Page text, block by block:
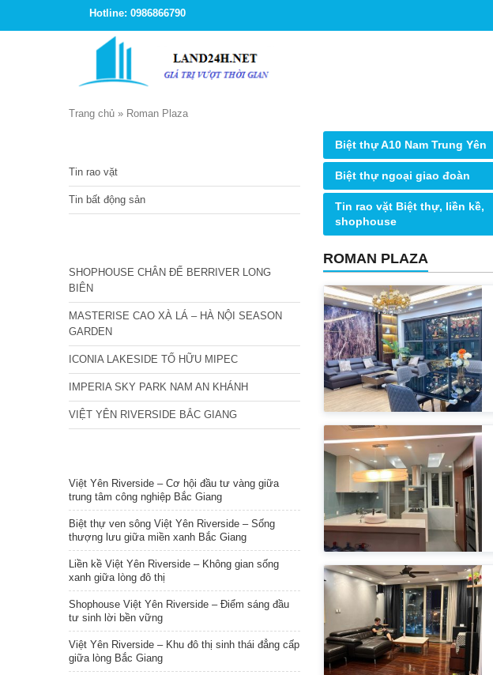
Hotline: 0986866790
Trang chủ » Roman Plaza
Biệt thự A10 Nam Trung Yên
Biệt thự ngoại giao đoàn
Tin rao vặt Biệt thự, liền kề,
shophouse
ROMAN PLAZA
Tin rao vặt
Tin bất động sản
SHOPHOUSE CHÂN ĐẾ BERRIVER LONG
BIÊN
MASTERISE CAO XÀ LÁ – HÀ NỘI SEASON
GARDEN
ICONIA LAKESIDE TỐ HỮU MIPEC
IMPERIA SKY PARK NAM AN KHÁNH
VIỆT YÊN RIVERSIDE BẮC GIANG
Việt Yên Riverside – Cơ hội đầu tư vàng giữa
trung tâm công nghiệp Bắc Giang
Biệt thự ven sông Việt Yên Riverside – Sống
thượng lưu giữa miền xanh Bắc Giang
Liền kề Việt Yên Riverside – Không gian sống
xanh giữa lòng đô thị
Shophouse Việt Yên Riverside – Điểm sáng đầu
tư sinh lời bền vững
Việt Yên Riverside – Khu đô thị sinh thái đẳng cấp
giữa lòng Bắc Giang